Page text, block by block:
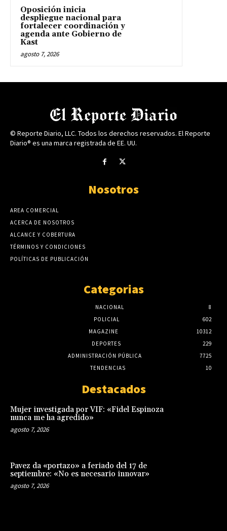
Oposición inicia
despliegue nacional para
fortalecer coordinación y
agenda ante Gobierno de
Kast
agosto 7, 2026
© Reporte Diario, LLC. Todos los derechos reservados. El Reporte
Diario® es una marca registrada de EE. UU.
Nosotros
AREA COMERCIAL
ACERCA DE NOSOTROS
ALCANCE Y COBERTURA
TÉRMINOS Y CONDICIONES
POLÍTICAS DE PUBLICACIÓN
Categorias
NACIONAL
8
POLICIAL
602
MAGAZINE
10312
DEPORTES
229
ADMINISTRACIÓN PÚBLICA
7725
TENDENCIAS
10
Destacados
Mujer investigada por VIF: «Fidel Espinoza
nunca me ha agredido»
agosto 7, 2026
Pavez da «portazo» a feriado del 17 de
septiembre: «No es necesario innovar»
agosto 7, 2026